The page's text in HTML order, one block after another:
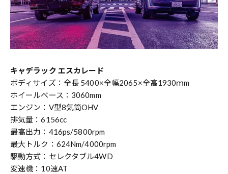
キャデラック エスカレード
ボディサイズ：全長 5400×全幅2065×全高1930ｍm
ホイールベース：3060mm
エンジン：V型8気筒OHV
排気量：6156cc
最高出力：416ps/5800rpm
最大トルク：624Nm/4000rpm
駆動方式：セレクタブル4WD
変速機：10速AT